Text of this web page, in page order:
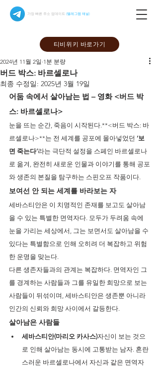
가장 빠른 주소 업데이트 (텔레그램 채널)
티비위키 바로가기
버드 박스: 바르셀로나
2024년 11월 2일 1분 분량
최종 수정일: 2025년 3월 19일
어둠 속에서 살아남는 법 – 영화 <버드 박
스: 바르셀로나>
눈을 뜨는 순간, 죽음이 시작된다.**<버드 박스: 바
르셀로나>**는 전 세계를 공포에 몰아넣었던 ‘보
면 죽는다’라는 극단적 설정을 스페인 바르셀로나
로 옮겨, 완전히 새로운 인물과 이야기를 통해 공포
와 생존의 본질을 탐구하는 스핀오프 작품이다.
보여선 안 되는 세계를 바라보는 자
세바스티안은 이 치명적인 존재를 보고도 살아남
을 수 있는 특별한 면역자다. 모두가 두려움 속에
눈을 가리는 세상에서, 그는 보면서도 살아남을 수
있다는 특별함으로 인해 오히려 더 복잡하고 위험
한 운명을 맞는다.
다른 생존자들과의 관계는 복잡하다. 면역자인 그
를 경계하는 사람들과 그를 유일한 희망으로 보는
사람들이 뒤섞이며, 세바스티안은 생존뿐 아니라
인간의 신뢰와 희망 사이에서 갈등한다.
살아남은 사람들
세바스티안(마리오 카사스)자신이 보는 것으
로 인해 살아남는 동시에 고통받는 남자. 혼란
스러운 바르셀로나에서 자신과 같은 면역자